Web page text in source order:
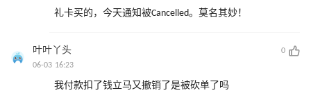
礼卡买的，今天通知被Cancelled。莫名其妙！
叶叶丫头
0
06-03 16:23
我付款扣了钱立马又撤销了是被砍单了吗